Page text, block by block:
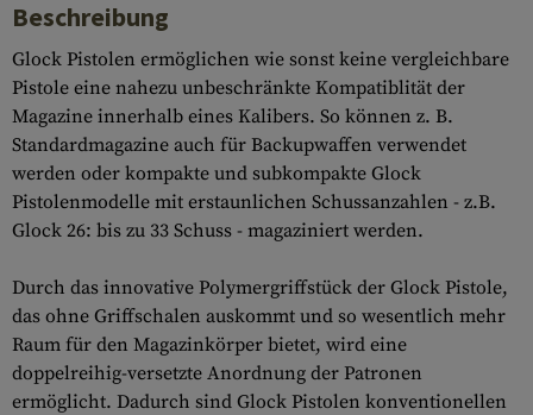
Beschreibung
Glock Pistolen ermöglichen wie sonst keine vergleichbare
Pistole eine nahezu unbeschränkte Kompatiblität der
Magazine innerhalb eines Kalibers. So können z. B.
Standardmagazine auch für Backupwaffen verwendet
werden oder kompakte und subkompakte Glock
Pistolenmodelle mit erstaunlichen Schussanzahlen - z.B.
Glock 26: bis zu 33 Schuss - magaziniert werden.
Durch das innovative Polymergriffstück der Glock Pistole,
das ohne Griffschalen auskommt und so wesentlich mehr
Raum für den Magazinkörper bietet, wird eine
doppelreihig-versetzte Anordnung der Patronen
ermöglicht. Dadurch sind Glock Pistolen konventionellen